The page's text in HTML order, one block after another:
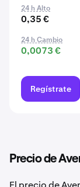
24 h Alto
0,35 €
24 h Cambio
0,0073 €
Regístrate
Precio de